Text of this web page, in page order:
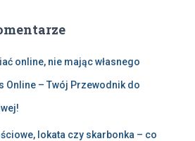
online, nie mając własnego
Online – Twój Przewodnik do
lokata czy skarbonka – co